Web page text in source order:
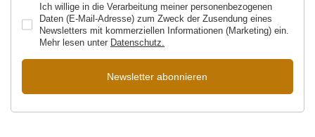
Ich willige in die Verarbeitung meiner personenbezogenen
Daten (E-Mail-Adresse) zum Zweck der Zusendung eines
Newsletters mit kommerziellen Informationen (Marketing) ein.
Mehr lesen unter Datenschutz.
Newsletter abonnieren